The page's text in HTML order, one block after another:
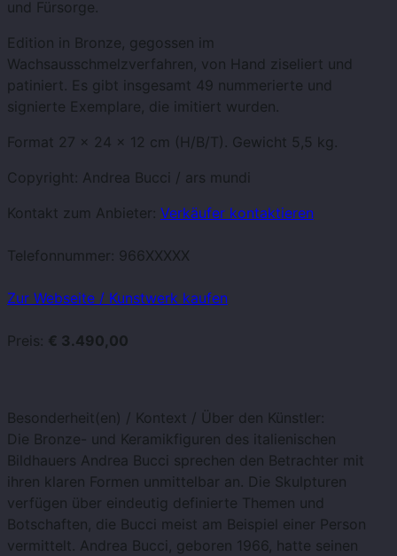
und Fürsorge.
Edition in Bronze, gegossen im
Wachsausschmelzverfahren, von Hand ziseliert und
patiniert. Es gibt insgesamt 49 nummerierte und
signierte Exemplare, die imitiert wurden.
Format 27 x 24 x 12 cm (H/B/T). Gewicht 5,5 kg.
Copyright: Andrea Bucci / ars mundi
Kontakt zum Anbieter: Verkäufer kontaktieren
Telefonnummer: 966XXXXX
Zur Webseite / Kunstwerk kaufen
Preis: € 3.490,00
Besonderheit(en) / Kontext / Über den Künstler:
Die Bronze- und Keramikfiguren des italienischen
Bildhauers Andrea Bucci sprechen den Betrachter mit
ihren klaren Formen unmittelbar an. Die Skulpturen
verfügen über eindeutig definierte Themen und
Botschaften, die Bucci meist am Beispiel einer Person
vermittelt. Andrea Bucci, geboren 1966, hatte seinen